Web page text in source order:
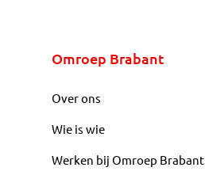
Omroep Brabant
Over ons
Wie is wie
Werken bij Omroep Brabant